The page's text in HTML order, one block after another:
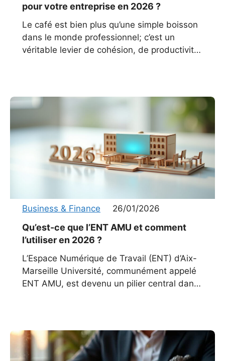
pour votre entreprise en 2026 ?
Le café est bien plus qu’une simple boisson
dans le monde professionnel; c’est un
véritable levier de cohésion, de productivité
Business & Finance 26/01/2026
Qu’est-ce que l’ENT AMU et comment
l’utiliser en 2026 ?
L’Espace Numérique de Travail (ENT) d’Aix-
Marseille Université, communément appelé
ENT AMU, est devenu un pilier central dans